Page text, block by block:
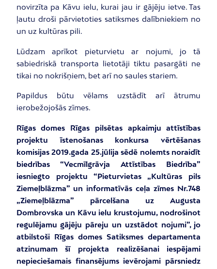
novirzīta pa Kāvu ielu, kurai jau ir gājēju ietve. Tas
ļautu droši pārvietoties satiksmes dalībniekiem no
un uz kultūras pili.
Lūdzam aprīkot pieturvietu ar nojumi, jo tā
sabiedriskā transporta lietotāji tiktu pasargāti ne
tikai no nokrišņiem, bet arī no saules stariem.
Papildus būtu vēlams uzstādīt arī ātrumu
ierobežojošās zīmes.
Rīgas domes Rīgas pilsētas apkaimju attīstības
projektu īstenošanas konkursa vērtēšanas
komisijas 2019.gada 25.jūlija sēdē nolemts noraidīt
biedrības “Vecmīlgrāvja Attīstības Biedrība”
iesniegto projektu “Pieturvietas „Kultūras pils
Ziemeļblāzma” un informatīvās ceļa zīmes Nr.748
„Ziemeļblāzma” pārcelšana uz Augusta
Dombrovska un Kāvu ielu krustojumu, nodrošinot
regulējamu gājēju pāreju un uzstādot nojumi”, jo
atbilstoši Rīgas domes Satiksmes departamenta
atzinumam šī projekta realizēšanai iespējami
nepieciešamais finansējums ievērojami pārsniedz